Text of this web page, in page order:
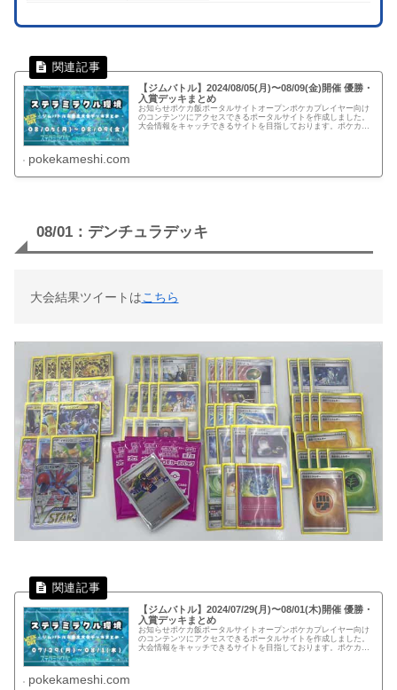
【ジムバトル】2024/08/05(月)〜08/09(金)開催 優勝・
入賞デッキまとめ
お知らせポケカ飯ポータルサイトオープンポケカプレイヤー向け
のコンテンツにアクセスできるポータルサイトを作成しました。
大会情報をキャッチできるサイトを目指しております。ポケカ飯
pokekameshi.com
08/01：デンチュラデッキ
大会結果ツイートはこちら
【ジムバトル】2024/07/29(月)〜08/01(木)開催 優勝・
入賞デッキまとめ
お知らせポケカ飯ポータルサイトオープンポケカプレイヤー向け
のコンテンツにアクセスできるポータルサイトを作成しました。
大会情報をキャッチできるサイトを目指しております。ポケカ飯
pokekameshi.com